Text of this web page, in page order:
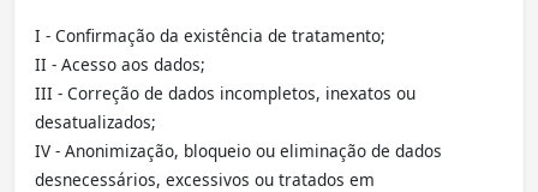
I - Confirmação da existência de tratamento;
II - Acesso aos dados;
III - Correção de dados incompletos, inexatos ou
desatualizados;
IV - Anonimização, bloqueio ou eliminação de dados
desnecessários, excessivos ou tratados em